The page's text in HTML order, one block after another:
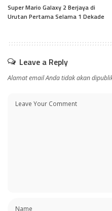
Super Mario Galaxy 2 Berjaya di
Urutan Pertama Selama 1 Dekade
Leave a Reply
Alamat email Anda tidak akan